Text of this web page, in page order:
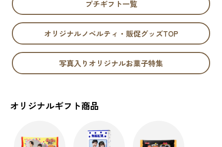
プチギフト一覧
オリジナルノベルティ・販促グッズTOP
写真入りオリジナルお菓子特集
オリジナルギフト商品